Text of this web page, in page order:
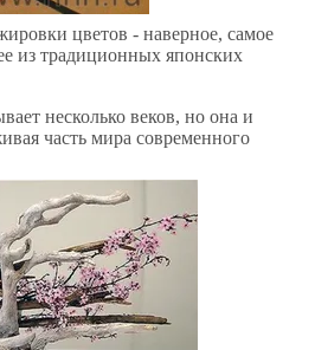
цветов - наверное, самое
из традиционных японских
несколько веков, но она и
часть мира современного